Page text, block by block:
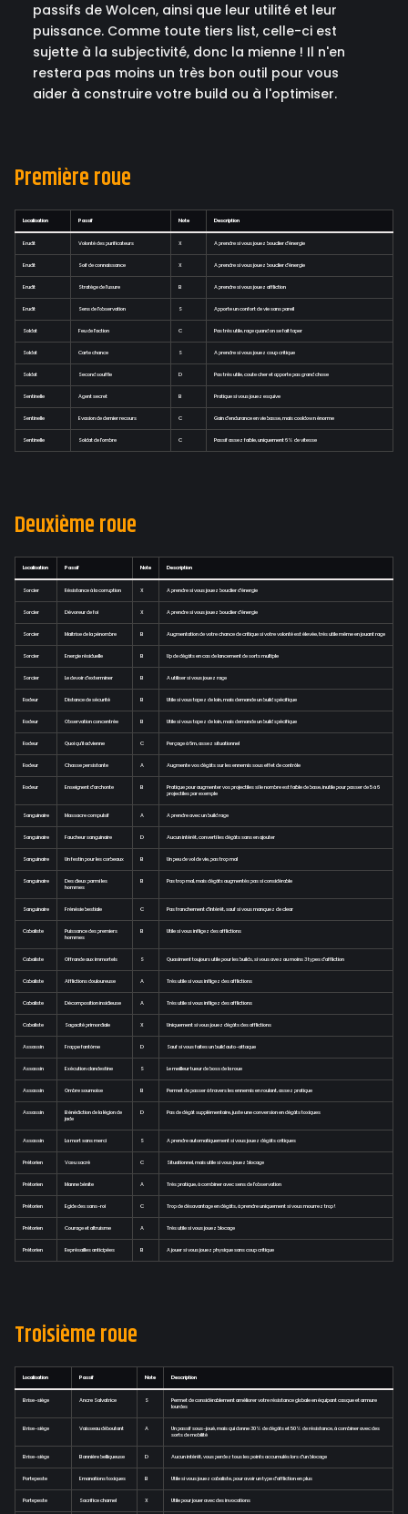
passifs de Wolcen, ainsi que leur utilité et leur
puissance. Comme toute tiers list, celle-ci est
sujette à la subjectivité, donc la mienne ! Il n'en
restera pas moins un très bon outil pour vous
aider à construire votre build ou à l'optimiser.
Première roue
Localisation Passif Note Description
Erudit Volonté des purificateurs X A prendre si vous jouez bouclier d'énergie
Erudit Soif de connaissance X A prendre si vous jouez bouclier d'énergie
Erudit Stratège de l'usure B A prendre si vous jouez affliction
Erudit Sens de l'observation S Apporte un confort de vie sans pareil
Soldat Feu de l'action C Pas très utile, rage quand on se fait taper
Soldat Carte chance S A prendre si vous jouez coup critique
Soldat Second souffle D Pas très utile, coute cher et apporte pas grand chose
Sentinelle Agent secret B Pratique si vous jouez esquive
Sentinelle Evasion de dernier recours C Gain d'endurance en vie basse, mais cooldown énorme
Sentinelle Soldat de l'ombre C Passif assez faible, uniquement 6% de vitesse
Deuxième roue
Localisation Passif Note Description
Sorcier Résistance à la corruption X A prendre si vous jouez bouclier d'énergie
Sorcier Dévoreur de foi X A prendre si vous jouez bouclier d'énergie
Sorcier Maitrise de la pénombre B Augmentation de votre chance de critique si votre volonté est élevée, très utile même en jouant rage
Sorcier Energie résiduelle B Up de dégâts en cas de lancement de sorts multiple
Sorcier Le devoir d'exterminer B A utiliser si vous jouez rage
Rodeur Distance de sécurité B Utile si vous tapez de loin, mais demande un build spécifique
Rodeur Observation concentrée B Utile si vous tapez de loin, mais demande un build spécifique
Rodeur Quoi qu'il advienne C Perçage à 6m, assez situationnel
Rodeur Chasse persistante A Augmente vos dégâts sur les ennemis sous effet de contrôle
Rodeur Enseignent d'archonte B
Pratique pour augmenter vos projectiles si le nombre est faible de base, inutile pour passer de 5 à 6
projectiles par exemple
Sanguinaire Massacre compulsif A A prendre avec un build rage
Sanguinaire Faucheur sanguinaire D Aucun intérêt, converti les dégâts sans en ajouter
Sanguinaire Un festin pour les corbeaux B Un peu de vol de vie, pas trop mal
Sanguinaire
Des dieux parmi les
hommes
B Pas trop mal, mais dégâts augmentés pas si considérable
Sanguinaire Frénésie bestiale C Pas franchement d'intérêt, sauf si vous manquez de clear
Cabaliste
Puissance des premiers
hommes
B Utile si vous infligez des afflictions
Cabaliste Offrande aux immortels S Quasiment toujours utile pour les builds, si vous avez au moins 3 types d'affliction
Cabaliste Afflictions douloureuse A Très utile si vous infligez des afflictions
Cabaliste Décomposition insidieuse A Très utile si vous infligez des afflictions
Cabaliste Sagacité primordiale X Uniquement si vous jouez dégâts des afflictions
Assassin Frappe fantôme D Sauf si vous faites un build auto-attaque
Assassin Exécution clandestine S Le meilleur tueur de boss de la roue
Assassin Ombre sournoise B Permet de passer à travers les ennemis en roulant, assez pratique
Assassin
Bénédiction de la légion de
jade
D Pas de dégât supplémentaire, juste une conversion en dégâts toxiques
Assassin La mort sans merci S A prendre automatiquement si vous jouez dégâts critiques
Prétorien Vœu sacré C Situationnel, mais utile si vous jouez blocage
Prétorien Manne bénite A Très pratique, à combiner avec sens de l'observation
Prétorien Egide des sans-roi C Trop de désavantage en dégâts, à prendre uniquement si vous mourrez trop !
Prétorien Courage et altruisme A Très utile si vous jouez blocage
Prétorien Représailles anticipées B A jouer si vous jouez physique sans coup critique
Troisième roue
Localisation Passif Note Description
Brise-siège Ancre Salvatrice S
Permet de considérablement améliorer votre résistance globale en équipant casque et armure
lourdes
Brise-siège Vaisseau déboutant A
Un passif sous-joué, mais qui donne 30% de dégâts et 50% de résistance, à combiner avec des
sorts de mobilité
Brise-siège Bannière belliqueuse D Aucun intérêt, vous perdez tous les points accumulés lors d'un blocage
Portepeste Emanations toxiques B Utile si vous jouez cabaliste, pour avoir un type d'affliction en plus
Portepeste Sacrifice charnel X Utile pour jouer avec des invocations